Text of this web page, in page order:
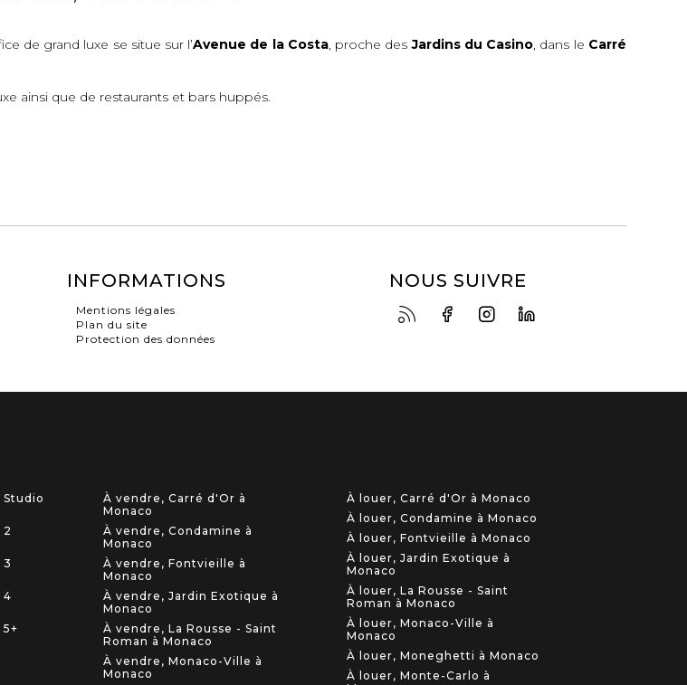
de grand luxe se situe sur l’Avenue de la Costa, proche desJardins du Casino, dans le Carré
ainsi que de restaurants et bars huppés.
INFORMATIONS
Mentions légales
Plan du site
Protection des données
NOUS SUIVRE
4
À vendre, Carré d'Or à
Monaco
À vendre, Condamine à
Monaco
À vendre, Fontvieille à
Monaco
À vendre, Jardin Exotique à
Monaco
À vendre, La Rousse - Saint
Roman à Monaco
À vendre, Monaco-Ville à
Monaco
À louer, Carré d'Or à Monaco
À louer, Condamine à Monaco
À louer, Fontvieille à Monaco
À louer, Jardin Exotique à
Monaco
À louer, La Rousse - Saint
Roman à Monaco
À louer, Monaco-Ville à
Monaco
À louer, Moneghetti à Monaco
À louer, Monte-Carlo à